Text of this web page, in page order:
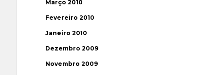
Março 2010
Fevereiro 2010
Janeiro 2010
Dezembro 2009
Novembro 2009